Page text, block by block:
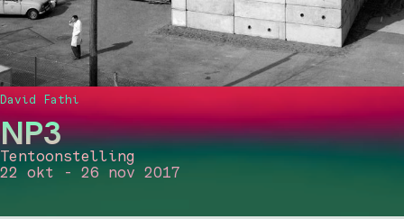
NP3
Tentoonstelling
22 okt - 26 nov 2017
David Fathi